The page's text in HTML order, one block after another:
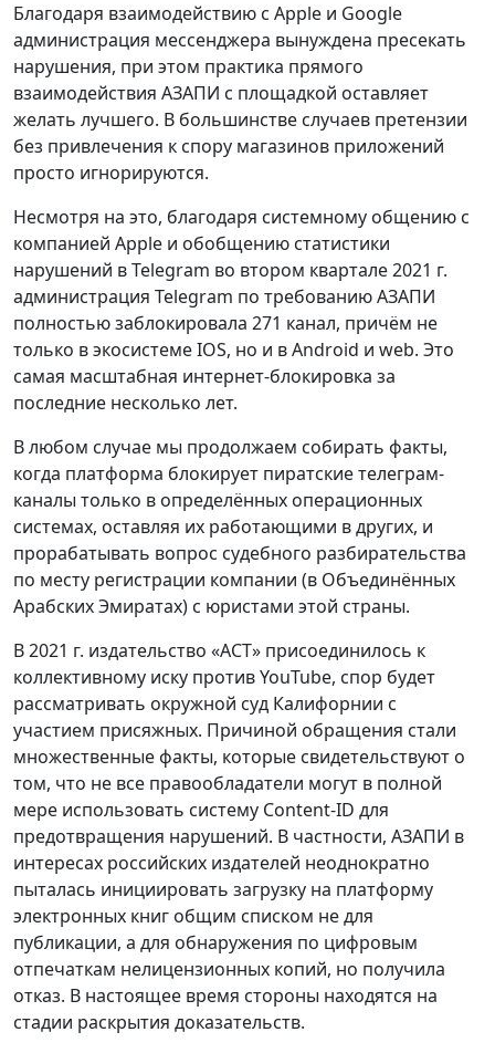
Благодаря взаимодействию с Apple и Google
администрация мессенджера вынуждена пресекать
нарушения, при этом практика прямого
взаимодействия АЗАПИ с площадкой оставляет
желать лучшего. В большинстве случаев претензии
без привлечения к спору магазинов приложений
просто игнорируются.
Несмотря на это, благодаря системному общению с
компанией Apple и обобщению статистики
нарушений в Telegram во втором квартале 2021 г.
администрация Telegram по требованию АЗАПИ
полностью заблокировала 271 канал, причём не
только в экосистеме IOS, но и в Android и web. Это
самая масштабная интернет-блокировка за
последние несколько лет.
В любом случае мы продолжаем собирать факты,
когда платформа блокирует пиратские телеграм-
каналы только в определённых операционных
системах, оставляя их работающими в других, и
прорабатывать вопрос судебного разбирательства
по месту регистрации компании (в Объединённых
Арабских Эмиратах) с юристами этой страны.
В 2021 г. издательство «АСТ» присоединилось к
коллективному иску против YouTube, спор будет
рассматривать окружной суд Калифорнии с
участием присяжных. Причиной обращения стали
множественные факты, которые свидетельствуют о
том, что не все правообладатели могут в полной
мере использовать систему Content-ID для
предотвращения нарушений. В частности, АЗАПИ в
интересах российских издателей неоднократно
пыталась инициировать загрузку на платформу
электронных книг общим списком не для
публикации, а для обнаружения по цифровым
отпечаткам нелицензионных копий, но получила
отказ. В настоящее время стороны находятся на
стадии раскрытия доказательств.